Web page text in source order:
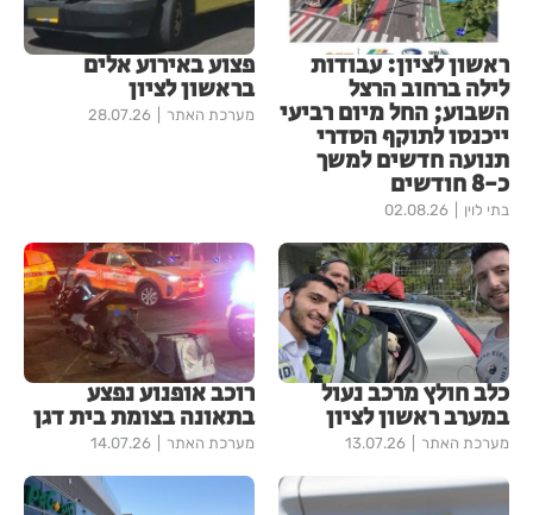
ראשון לציון: עבודות
לילה ברחוב הרצל
השבוע; החל מיום רביעי
ייכנסו לתוקף הסדרי
תנועה חדשים למשך
כ-8 חודשים
בתי לוין 02.08.26
פצוע באירוע אלים
בראשון לציון
מערכת האתר 28.07.26
כלב חולץ מרכב נעול
במערב ראשון לציון
מערכת האתר 13.07.26
רוכב אופנוע נפצע
בתאונה בצומת בית דגן
מערכת האתר 14.07.26